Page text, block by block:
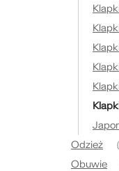
Odzież
Obuwie